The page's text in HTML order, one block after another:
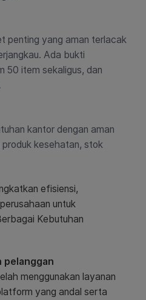
penting yang aman terlacak
Ada bukti
50 item sekaligus, dan
kantor dengan aman
kesehatan, stok
efisiensi,
untuk
Kebutuhan
pelanggan
menggunakan layanan
yang andal serta